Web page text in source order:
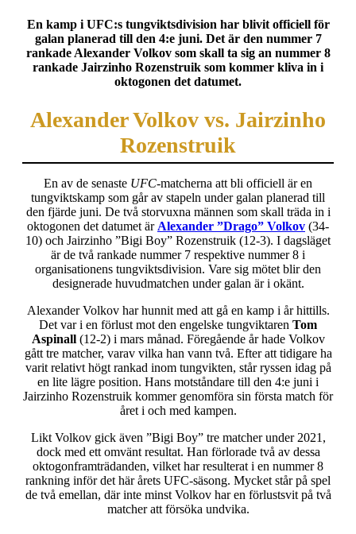
En kamp i UFC:s tungviktsdivision har blivit officiell för
galan planerad till den 4:e juni. Det är den nummer 7
rankade Alexander Volkov som skall ta sig an nummer 8
rankade Jairzinho Rozenstruik som kommer kliva in i
oktogonen det datumet.
Alexander Volkov vs. Jairzinho
Rozenstruik
En av de senaste UFC-matcherna att bli officiell är en
tungviktskamp som går av stapeln under galan planerad till
den fjärde juni. De två storvuxna männen som skall träda in i
oktogonen det datumet är Alexander ”Drago” Volkov (34-
10) och Jairzinho ”Bigi Boy” Rozenstruik (12-3). I dagsläget
är de två rankade nummer 7 respektive nummer 8 i
organisationens tungviktsdivision. Vare sig mötet blir den
designerade huvudmatchen under galan är i okänt.
Alexander Volkov har hunnit med att gå en kamp i år hittills.
Det var i en förlust mot den engelske tungviktaren Tom
Aspinall(12-2) i mars månad. Föregående år hade Volkov
gått tre matcher, varav vilka han vann två. Efter att tidigare ha
varit relativt högt rankad inom tungvikten, står ryssen idag på
en lite lägre position. Hans motståndare till den 4:e juni i
Jairzinho Rozenstruik kommer genomföra sin första match för
året i och med kampen.
Likt Volkov gick även ”Bigi Boy” tre matcher under 2021,
dock med ett omvänt resultat. Han förlorade två av dessa
oktogonframträdanden, vilket har resulterat i en nummer 8
rankning inför det här årets UFC-säsong. Mycket står på spel
de två emellan, där inte minst Volkov har en förlustsvit på två
matcher att försöka undvika.